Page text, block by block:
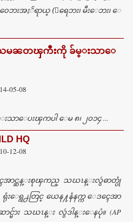
ေဘးအႏၲရာယ္ (ေရေဘး၊ မီးေဘး၊ ေ
သမၼတၾကီးကို ခ်မ္းသာေ
05-08
ေပးၾကပါ ေမ ၈၊ ၂၀၁၄ ...
HQ
12-08
အာင္ဆန္းစုၾကည္ သဃၤန္းလွဴဓာတ္ပုံ
ရုံးေရွ႕တြင္ ယေန႔နံနက္က ေဒၚေအာ
ား သဃၤန္း လွဴဒါန္းေနပုံ။ (AP